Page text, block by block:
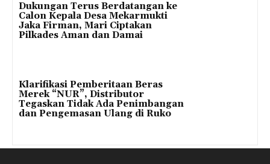
Dukungan Terus Berdatangan ke
Calon Kepala Desa Mekarmukti
Jaka Firman, Mari Ciptakan
Pilkades Aman dan Damai
Klarifikasi Pemberitaan Beras
Merek “NUR”, Distributor
Tegaskan Tidak Ada Penimbangan
dan Pengemasan Ulang di Ruko